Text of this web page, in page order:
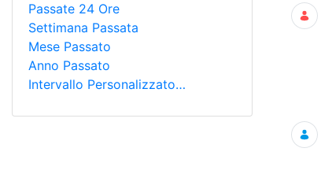
Passate 24 Ore
Settimana Passata
Mese Passato
Anno Passato
Intervallo Personalizzato…